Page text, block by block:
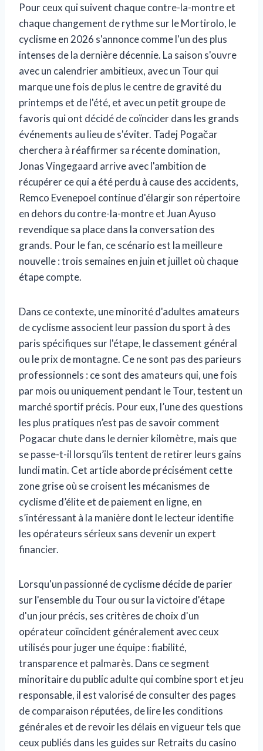
Pour ceux qui suivent chaque contre-la-montre et
chaque changement de rythme sur le Mortirolo, le
cyclisme en 2026 s'annonce comme l'un des plus
intenses de la dernière décennie. La saison s'ouvre
avec un calendrier ambitieux, avec un Tour qui
marque une fois de plus le centre de gravité du
printemps et de l'été, et avec un petit groupe de
favoris qui ont décidé de coïncider dans les grands
événements au lieu de s'éviter. Tadej Pogačar
cherchera à réaffirmer sa récente domination,
Jonas Vingegaard arrive avec l'ambition de
récupérer ce qui a été perdu à cause des accidents,
Remco Evenepoel continue d'élargir son répertoire
en dehors du contre-la-montre et Juan Ayuso
revendique sa place dans la conversation des
grands. Pour le fan, ce scénario est la meilleure
nouvelle : trois semaines en juin et juillet où chaque
étape compte.
Dans ce contexte, une minorité d'adultes amateurs
de cyclisme associent leur passion du sport à des
paris spécifiques sur l'étape, le classement général
ou le prix de montagne. Ce ne sont pas des parieurs
professionnels : ce sont des amateurs qui, une fois
par mois ou uniquement pendant le Tour, testent un
marché sportif précis. Pour eux, l’une des questions
les plus pratiques n’est pas de savoir comment
Pogacar chute dans le dernier kilomètre, mais que
se passe-t-il lorsqu’ils tentent de retirer leurs gains
lundi matin. Cet article aborde précisément cette
zone grise où se croisent les mécanismes de
cyclisme d’élite et de paiement en ligne, en
s’intéressant à la manière dont le lecteur identifie
les opérateurs sérieux sans devenir un expert
financier.
Lorsqu'un passionné de cyclisme décide de parier
sur l'ensemble du Tour ou sur la victoire d'étape
d'un jour précis, ses critères de choix d'un
opérateur coïncident généralement avec ceux
utilisés pour juger une équipe : fiabilité,
transparence et palmarès. Dans ce segment
minoritaire du public adulte qui combine sport et jeu
responsable, il est valorisé de consulter des pages
de comparaison réputées, de lire les conditions
générales et de revoir les délais en vigueur tels que
ceux publiés dans les guides sur Retraits du casino